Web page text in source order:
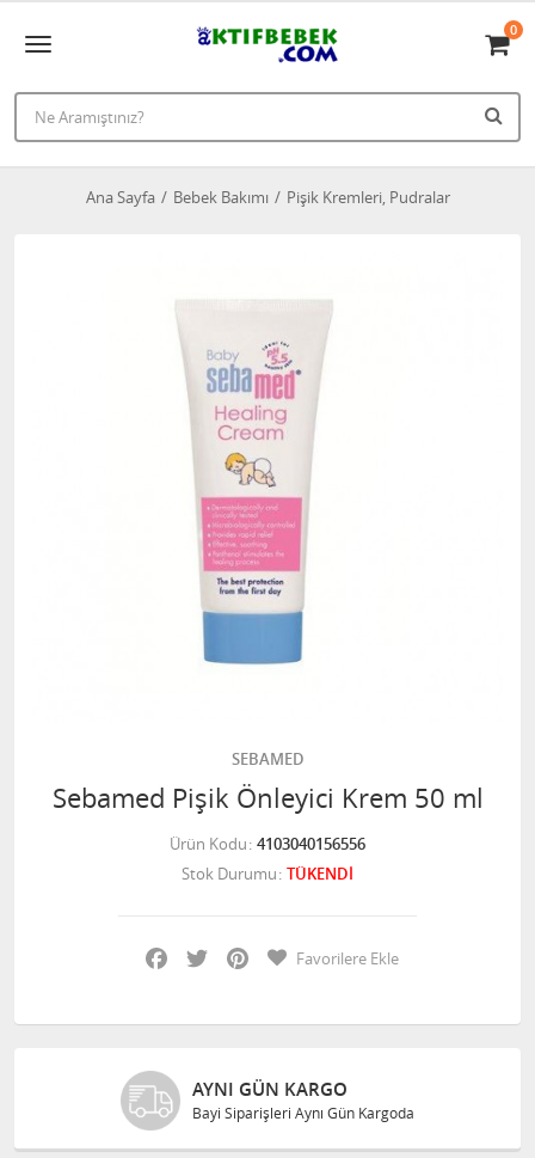
0
Ana Sayfa Bebek Bakımı Pişik Kremleri, Pudralar
SEBAMED
Sebamed Pişik Önleyici Krem 50 ml
Ürün Kodu 4103040156556
Stok Durumu TÜKENDİ
Facebook
Twitter PinterestFavorilere Ekle
AYNI GÜN KARGO
Bayi Siparişleri Aynı Gün Kargoda